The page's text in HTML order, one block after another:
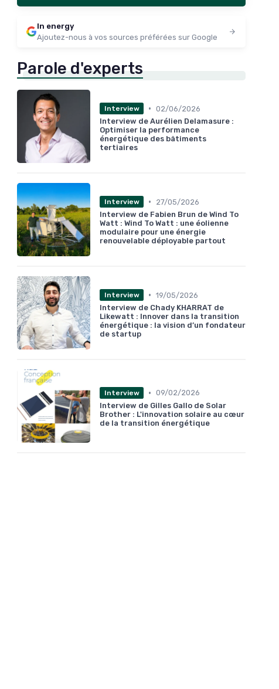
In energy
Ajoutez-nous à vos sources préférées sur Google
Parole d'experts
Interview • 02/06/2026
Interview de Aurélien Delamasure :
Optimiser la performance
énergétique des bâtiments
tertiaires
Interview •
27/05/2026
Interview de Fabien Brun de Wind To
Watt : Wind To Watt : une éolienne
modulaire pour une énergie
renouvelable déployable partout
Interview • 19/05/2026
Interview de Chady KHARRAT de
Likewatt : Innover dans la transition
énergétique : la vision d’un fondateur
de startup
Interview • 09/02/2026
Interview de Gilles Gallo de Solar
Brother : L'innovation solaire au cœur
de la transition énergétique